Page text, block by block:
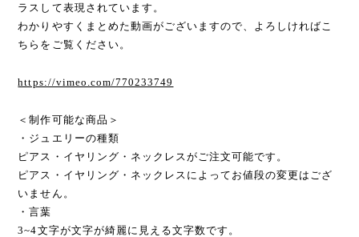
ラスして表現されています。
わかりやすくまとめた動画がございますので、よろしければこ
ちらをご覧ください。
https://vimeo.com/770233749
＜制作可能な商品＞
・ジュエリーの種類
ピアス・イヤリング・ネックレスがご注文可能です。
ピアス・イヤリング・ネックレスによってお値段の変更はござ
いません。
・言葉
3~4文字が文字が綺麗に見える文字数です。